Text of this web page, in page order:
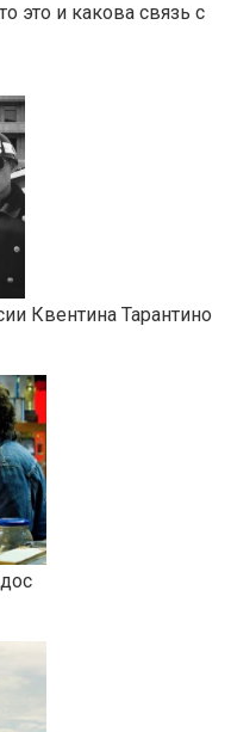
это и какова связь с
Квентина Тарантино